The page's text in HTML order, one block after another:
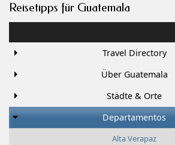
Reisetipps für Guatemala
Travel Directory
Über Guatemala
Städte & Orte
Departamentos
Alta Verapaz